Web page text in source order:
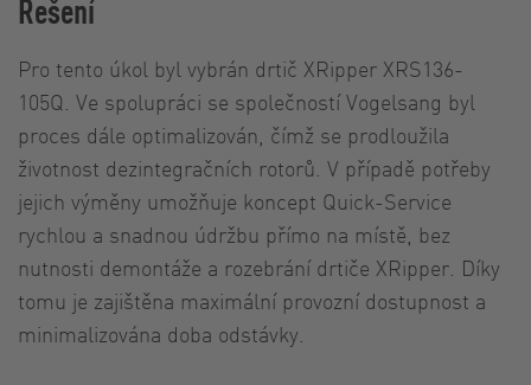
Řešení
Pro tento úkol byl vybrán drtič XRipper XRS136-
105Q. Ve spolupráci se společností Vogelsang byl
proces dále optimalizován, čímž se prodloužila
životnost dezintegračních rotorů. V případě potřeby
jejich výměny umožňuje koncept Quick-Service
rychlou a snadnou údržbu přímo na místě, bez
nutnosti demontáže a rozebrání drtiče XRipper. Díky
tomu je zajištěna maximální provozní dostupnost a
minimalizována doba odstávky.